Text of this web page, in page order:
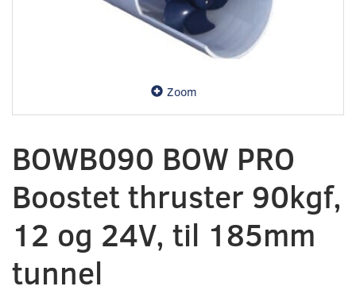
Zoom
BOWB090 BOW PRO
Boostet thruster 90kgf,
12 og 24V, til 185mm
tunnel